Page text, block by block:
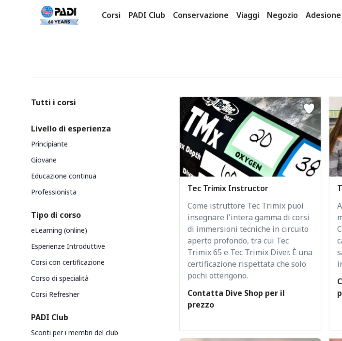
Corsi PADI Club Conservazione Viaggi Negozio Adesione
Categories
Tutti i corsi
Livello di esperienza
Principiante
Giovane
Educazione continua
Professionista
Tipo di corso
eLearning (online)
Esperienze Introduttive
Corsi con certificazione
Corso di specialità
Corsi Refresher
PADI Club
Sconti per i membri del club
Tec Trimix Instructor
Come istruttore Tec Trimix puoi
insegnare l'intera gamma di corsi
di immersioni tecniche in circuito
aperto profondo, tra cui Tec
Trimix 65 e Tec Trimix Diver. È una
certificazione rispettata che solo
pochi ottengono.
Contatta Dive Shop per il
prezzo